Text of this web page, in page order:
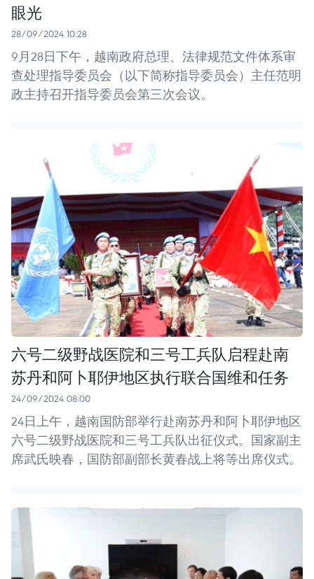
眼光
28/09/2024 10:28
9月28日下午，越南政府总理、法律规范文件体系审
查处理指导委员会（以下简称指导委员会）主任范明
政主持召开指导委员会第三次会议。
六号二级野战医院和三号工兵队启程赴南
苏丹和阿卜耶伊地区执行联合国维和任务
24/09/2024 08:00
24日上午，越南国防部举行赴南苏丹和阿卜耶伊地区
六号二级野战医院和三号工兵队出征仪式。国家副主
席武氏映春，国防部副部长黄春战上将等出席仪式。